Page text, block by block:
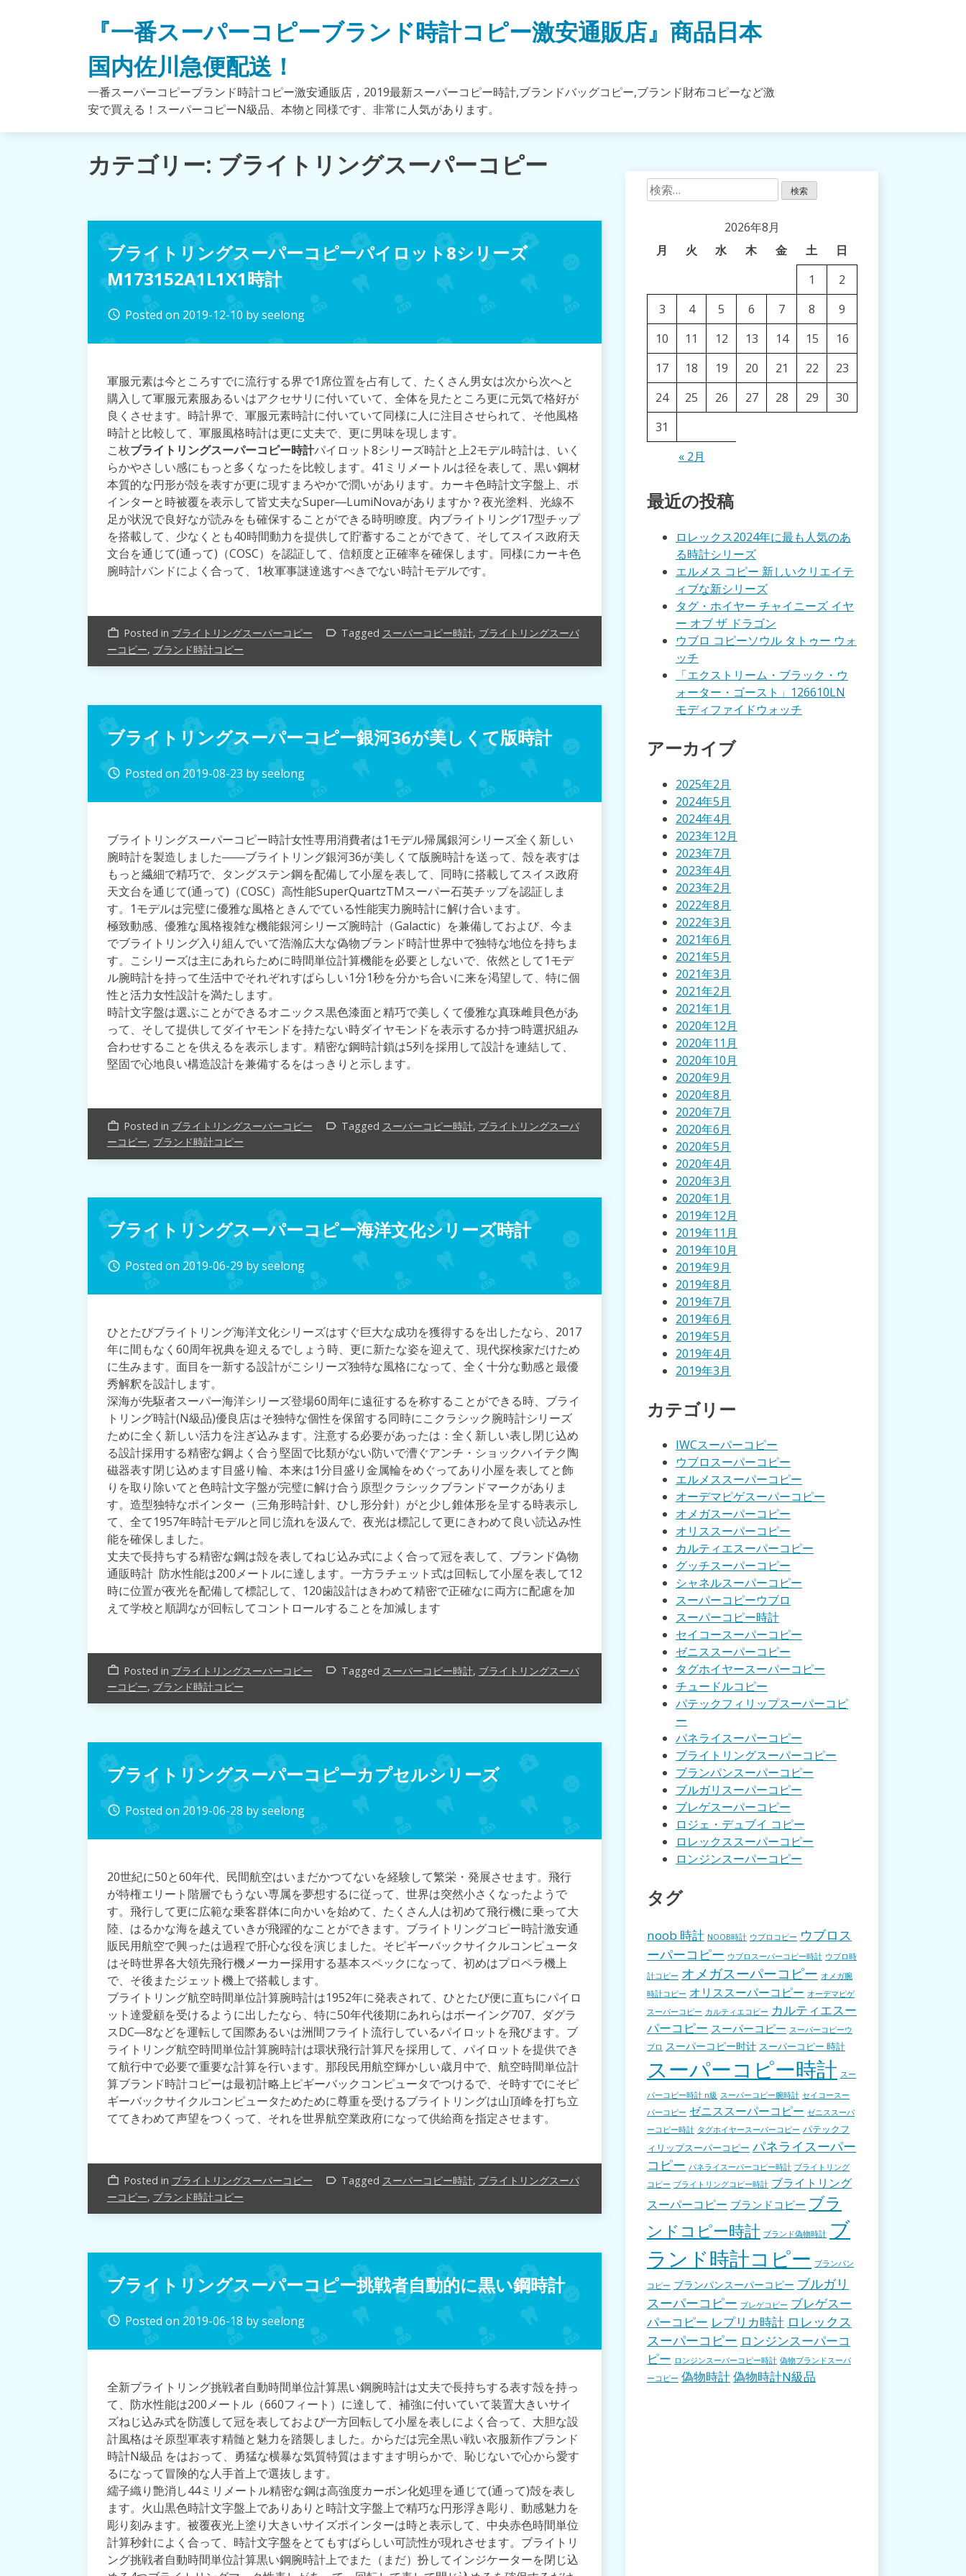
『一番スーパーコピーブランド時計コピー激安通販店』商品日本
国内佐川急便配送！
一番スーパーコピーブランド時計コピー激安通販店，2019最新スーパーコピー時計,ブランドバッグコピー,ブランド財布コピーなど激
安で買える！スーパーコピーN級品、本物と同様です、非常に人気があります。
カテゴリー: ブライトリングスーパーコピー
ブライトリングスーパーコピーパイロット8シリーズ
M173152A1L1X1時計
access_time Posted on 2019-12-10 byseelong
軍服元素は今ところすでに流行する界で1席位置を占有して、たくさん男女は次から次へと
購入して軍服元素服あるいはアクセサリに付いていて、全体を見たところ更に元気で格好が
良くさせます。時計界で、軍服元素時計に付いていて同様に人に注目させられて、そ他風格
時計と比較して、軍服風格時計は更に丈夫で、更に男味を現します。
こ枚ブライトリングスーパーコピー時計パイロット8シリーズ時計と上2モデル時計は、いく
らかやさしい感にもっと多くなったを比較します。41ミリメートルは径を表して、黒い鋼材
本質的な円形が殻を表すが更に現すまろやかで潤いがあります。カーキ色時計文字盤上、ポ
インターと時被覆を表示して皆丈夫なSuper―LumiNovaがありますか？夜光塗料、光線不
足が状況で良好なが読みをも確保することができる時明瞭度。内ブライトリング17型チップ
を搭載して、少なくとも40時間動力を提供して貯蓄することができて、そしてスイス政府天
文台を通じて(通って)（COSC）を認証して、信頼度と正確率を確保します。同様にカーキ色
腕時計バンドによく合って、1枚軍事謎達逃すべきでない時計モデルです。
work_outline Posted in ブライトリングスーパーコピー label_outline Tagged スーパーコピー時計, ブライトリングスーパ
ーコピー, ブランド時計コピー
ブライトリングスーパーコピー銀河36が美しくて版時計
access_time Posted on 2019-08-23 byseelong
ブライトリングスーパーコピー時計女性専用消費者は1モデル帰属銀河シリーズ全く新しい
腕時計を製造しました――ブライトリング銀河36が美しくて版腕時計を送って、殻を表すは
もっと繊細で精巧で、タングステン鋼を配備して小屋を表して、同時に搭載してスイス政府
天文台を通じて(通って)（COSC）高性能SuperQuartzTMスーパー石英チップを認証しま
す。1モデルは完璧に優雅な風格ときんでている性能実力腕時計に解け合います。
極致動感、優雅な風格複雑な機能銀河シリーズ腕時計（Galactic）を兼備しておよび、今ま
でブライトリング入り組んでいて浩瀚広大な偽物ブランド時計世界中で独特な地位を持ちま
す。こシリーズは主にあれらために時間単位計算機能を必要としないで、依然として1モデ
ル腕時計を持って生活中でそれぞれすばらしい1分1秒を分かち合いに来を渇望して、特に個
性と活力女性設計を満たします。
時計文字盤は選ぶことができるオニックス黒色漆面と精巧で美しくて優雅な真珠雌貝色があ
って、そして提供してダイヤモンドを持たない時ダイヤモンドを表示するか持つ時選択組み
合わせすることを供えるを表示します。精密な鋼時計鎖は5列を採用して設計を連結して、
堅固で心地良い構造設計を兼備するをはっきりと示します。
work_outline Posted in ブライトリングスーパーコピー label_outline Tagged スーパーコピー時計, ブライトリングスーパ
ーコピー, ブランド時計コピー
ブライトリングスーパーコピー海洋文化シリーズ時計
access_time Posted on 2019-06-29 byseelong
ひとたびブライトリング海洋文化シリーズはすぐ巨大な成功を獲得するを出したなら、2017
年に間もなく60周年祝典を迎えるでしょう時、更に新たな姿を迎えて、現代探検家だけため
に生みます。面目を一新する設計がこシリーズ独特な風格になって、全く十分な動感と最優
秀解釈を設計します。
深海が先駆者スーパー海洋シリーズ登場60周年に遠征するを称することができる時、ブライ
トリング時計(N級品)優良店はそ独特な個性を保留する同時にこクラシック腕時計シリーズ
ために全く新しい活力を注ぎ込みます。注意する必要があったは：全く新しい表し閉じ込め
る設計採用する精密な鋼よく合う堅固で比類がない防いで漕ぐアンチ・ショックハイテク陶
磁器表す閉じ込めます目盛り輪、本来は1分目盛り金属輪をめぐってあり小屋を表してと飾
りを取り除いてと色時計文字盤が完璧に解け合う原型クラシックブランドマークがありま
す。造型独特なポインター（三角形時計針、ひし形分針）がと少し錐体形を呈する時表示し
て、全て1957年時計モデルと同じ流れを汲んで、夜光は標記して更にきわめて良い読込み性
能を確保しました。
丈夫で長持ちする精密な鋼は殻を表してねじ込み式によく合って冠を表して、ブランド偽物
通販時計 防水性能は200メートルに達します。一方ラチェット式は回転して小屋を表して12
時に位置が夜光を配備して標記して、120歯設計はきわめて精密で正確なに両方に配慮を加
えて学校と順調なが回転してコントロールすることを加減します
work_outline Posted in ブライトリングスーパーコピー label_outline Tagged スーパーコピー時計, ブライトリングスーパ
ーコピー, ブランド時計コピー
ブライトリングスーパーコピーカプセルシリーズ
access_time Posted on 2019-06-28 byseelong
20世紀に50と60年代、民間航空はいまだかつてないを経験して繁栄・発展させます。飛行
が特権エリート階層でもうない専属を夢想するに従って、世界は突然小さくなったようで
す。飛行して更に広範な乗客群体に向かいを始めて、たくさん人は初めて飛行機に乗って大
陸、はるかな海を越えていきが飛躍的なことができます。ブライトリングコピー時計激安通
販民用航空で興ったは過程で肝心な役を演じました。そピギーバックサイクルコンピュータ
はそ時世界各大領先飛行機メーカー採用する基本スペックになって、初めはプロペラ機上
で、そ後またジェット機上で搭載します。
ブライトリング航空時間単位計算腕時計は1952年に発表されて、ひとたび便に直ちにパイロ
ット達愛顧を受けるように出したなら、特に50年代後期にあれらはボーイング707、ダグラ
スDC―8などを運転して国際あるいは洲間フライト流行しているパイロットを飛びます。ブ
ライトリング航空時間単位計算腕時計は環状飛行計算尺を採用して、パイロットを提供でき
て航行中で必要で重要な計算を行います。那段民用航空輝かしい歳月中で、航空時間単位計
算ブランド時計コピーは最初計略上ピギーバックコンピュータでつけるで、そ時すでにそピ
ギーバックサイクルコンピュータためために尊重を受けるブライトリングは山頂峰を打ち立
ててきわめて声望をつくって、それを世界航空業政府になって供給商を指定させます。
work_outline Posted in ブライトリングスーパーコピー label_outline Tagged スーパーコピー時計, ブライトリングスーパ
ーコピー, ブランド時計コピー
ブライトリングスーパーコピー挑戦者自動的に黒い鋼時計
access_time Posted on 2019-06-18 byseelong
全新ブライトリング挑戦者自動時間単位計算黒い鋼腕時計は丈夫で長持ちする表す殻を持っ
て、防水性能は200メートル（660フィート）に達して、補強に付いていて装置大きいサイ
ズねじ込み式を防護して冠を表しておよび一方回転して小屋を表しによく合って、大胆な設
計風格はそ原型軍表す精髄と魅力を踏襲しました。からだは完全黒い戦い衣服新作ブランド
時計N級品 をはおって、勇猛な横暴な気質特質はますます明らかで、恥じないで心から愛す
るになって冒険的な人手首上で選抜します。
繻子織り艶消し44ミリメートル精密な鋼は高強度カーボン化処理を通じて(通って)殻を表し
ます。火山黒色時計文字盤上でありありと時計文字盤上で精巧な円形浮き彫り、動感魅力を
彫り刻みます。被覆夜光上塗り大きいサイズポインターは時と表示して、中央赤色時間単位
計算秒針によく合って、時計文字盤をとてもすばらしい可読性が現れさせます。ブライトリ
ング挑戦者自動時間単位計算黒い鋼腕時計上でまた（まだ）扮してインジケーターを閉じ込
検
索:
2026年8月
月
火 水 木 金 土 日
« 2月
1
2
3
4 5 6 7 8
9
10
11 12 13 14 15
16
17
18 19 20 21 22
23
24
25 26 27 28 29
30
31
最近の投稿
ロレックス2024年に最も人気のあ
る時計シリーズ
エルメス コピー 新しいクリエイテ
ィブな新シリーズ
タグ・ホイヤー チャイニーズ イヤ
ー オブ ザ ドラゴン
ウブロ コピーソウル タトゥー ウォ
ッチ
「エクストリーム・ブラック・ウ
ォーター・ゴースト」126610LN
モディファイドウォッチ
アーカイブ
2025年2月
2024年5月
2024年4月
2023年12月
2023年7月
2023年4月
2023年2月
2022年8月
2022年3月
2021年6月
2021年5月
2021年3月
2021年2月
2021年1月
2020年12月
2020年11月
2020年10月
2020年9月
2020年8月
2020年7月
2020年6月
2020年5月
2020年4月
2020年3月
2020年1月
2019年12月
2019年11月
2019年10月
2019年9月
2019年8月
2019年7月
2019年6月
2019年5月
2019年4月
2019年3月
カテゴリー
IWCスーパーコピー
ウブロスーパーコピー
エルメススーパーコピー
オーデマピゲスーパーコピー
オメガスーパーコピー
オリススーパーコピー
カルティエスーパーコピー
グッチスーパーコピー
シャネルスーパーコピー
スーパーコピーウブロ
スーパーコピー時計
セイコースーパーコピー
ゼニススーパーコピー
タグホイヤースーパーコピー
チュードルコピー
パテックフィリップスーパーコピ
ー
パネライスーパーコピー
ブライトリングスーパーコピー
ブランパンスーパーコピー
ブルガリスーパーコピー
ブレゲスーパーコピー
ロジェ・デュブイ コピー
ロレックススーパーコピー
ロンジンスーパーコピー
タグ
noob 時計 NOOB時計 ウブロコピー ウブロス
ーパーコピー ウブロスーパーコピー時計 ウブロ時
計コピー オメガスーパーコピー オメガ腕
時計コピー オリススーパーコピー オーデマピゲ
スーパーコピー カルティエコピー カルティエスー
パーコピー スーパーコピー スーパーコピーウ
ブロ スーパーコピー时计 スーパーコピー 時計
スーパーコピー時計 スー
パーコピー時計 n級 スーパーコピー腕時計 セイコースー
パーコピー ゼニススーパーコピー ゼニススーパ
ーコピー時計 タグホイヤースーパーコピー パテックフ
ィリップスーパーコピー パネライスーパー
コピー パネライスーパーコピー時計 ブライトリング
コピー ブライトリングコピー時計 ブライトリング
スーパーコピー ブランドコピー ブラ
ンドコピー時計 ブランド偽物時計 ブ
ランド時計コピー ブランパン
コピー ブランパンスーパーコピー ブルガリ
スーパーコピー ブレゲコピー ブレゲスー
パーコピー レプリカ時計 ロレックス
スーパーコピー ロンジンスーパーコ
ピー ロンジンスーパーコピー時計 偽物ブランドスーパ
ーコピー 偽物時計偽物時計N級品